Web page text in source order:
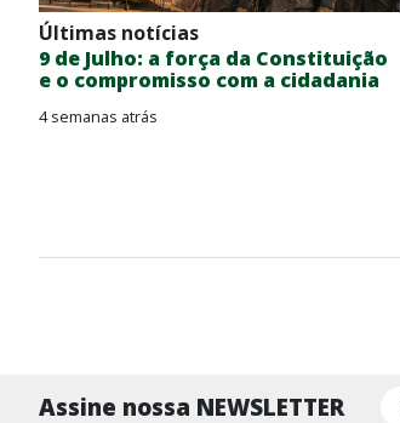
Últimas notícias
9 de Julho: a força da Constituição
e o compromisso com a cidadania
4 semanas atrás
Assine nossa NEWSLETTER